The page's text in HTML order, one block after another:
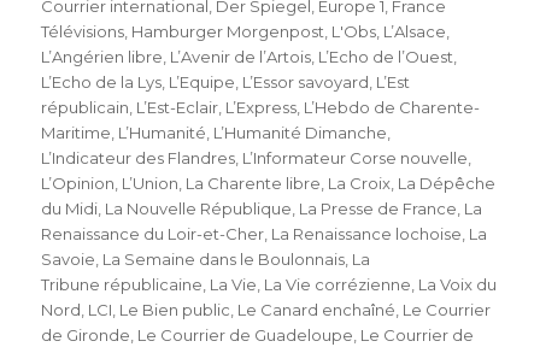
Courrier international, Der Spiegel, Europe 1, France
Télévisions, Hamburger Morgenpost, L'Obs, L’Alsace,
L’Angérien libre, L’Avenir de l’Artois, L’Echo de l’Ouest,
L’Echo de la Lys, L’Equipe, L’Essor savoyard, L’Est
républicain, L’Est-Eclair, L’Express, L’Hebdo de Charente-
Maritime, L’Humanité, L’Humanité Dimanche,
L’Indicateur des Flandres, L’Informateur Corse nouvelle,
L’Opinion, L’Union, La Charente libre, La Croix, La Dépêche
du Midi, La Nouvelle République, La Presse de France, La
Renaissance du Loir-et-Cher, La Renaissance lochoise, La
Savoie, La Semaine dans le Boulonnais, La
Tribune républicaine, La Vie, La Vie corrézienne, La Voix du
Nord, LCI, Le Bien public, Le Canard enchaîné, Le Courrier
de Gironde, Le Courrier de Guadeloupe, Le Courrier de